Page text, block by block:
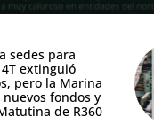
sedes para
extinguió
pero la Marina
fondos y
de R360